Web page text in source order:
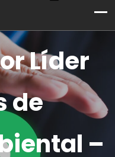
Líder
de
–